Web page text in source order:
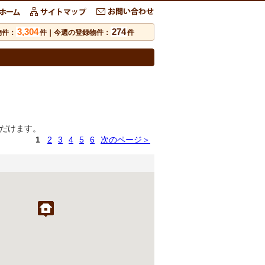
： 3,304件｜今週の登録物件： 274件
けます。
1
2 3 4 5 6 次のページ＞